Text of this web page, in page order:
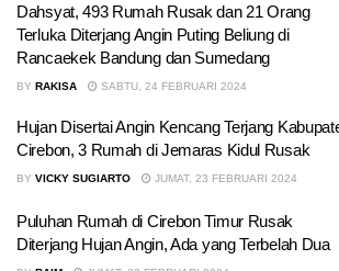
Dahsyat, 493 Rumah Rusak dan 21 Orang
Terluka Diterjang Angin Puting Beliung di
Rancaekek Bandung dan Sumedang
BY RAKISA SABTU, 24 FEBRUARI 2024
Hujan Disertai Angin Kencang Terjang
Cirebon, 3 Rumah di Jemaras Kidul Rusak
BY VICKY SUGIARTO JUMAT, 23 FEBRUARI 2024
Puluhan Rumah di Cirebon Timur Rusak
Diterjang Hujan Angin, Ada yang Terbelah Dua